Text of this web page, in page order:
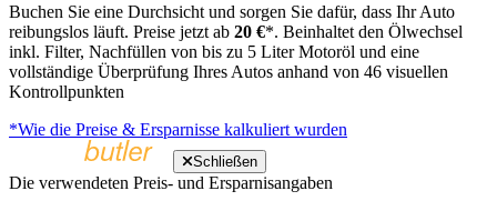
Buchen Sie eine Durchsicht und sorgen Sie dafür, dass Ihr Auto
reibungslos läuft. Preise jetzt ab 20 €*. Beinhaltet den Ölwechsel
inkl. Filter, Nachfüllen von bis zu 5 Liter Motoröl und eine
vollständige Überprüfung Ihres Autos anhand von 46 visuellen
Kontrollpunkten
*Wie die Preise & Ersparnisse kalkuliert wurden
Schließen
Die verwendeten Preis- und Ersparnisangaben